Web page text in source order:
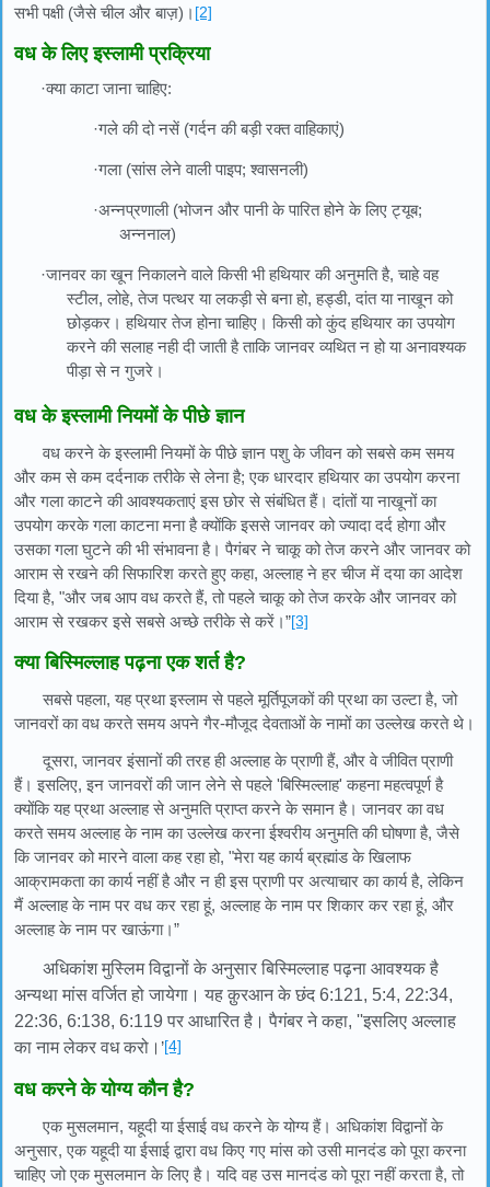
सभी पक्षी (जैसे चील और बाज़)। [2]
वध के लिए इस्लामी प्रक्रिया
·क्या काटा जाना चाहिए:
·गले की दो नसें (गर्दन की बड़ी रक्त वाहिकाएं)
·गला (सांस लेने वाली पाइप; श्वासनली)
·अन्नप्रणाली (भोजन और पानी के पारित होने के लिए ट्यूब;
अन्ननाल)
·जानवर का खून निकालने वाले किसी भी हथियार की अनुमति है, चाहे वह
स्टील, लोहे, तेज पत्थर या लकड़ी से बना हो, हड्डी, दांत या नाखून को
छोड़कर। हथियार तेज होना चाहिए। किसी को कुंद हथियार का उपयोग
करने की सलाह नही दी जाती है ताकि जानवर व्यथित न हो या अनावश्यक
पीड़ा से न गुजरे।
वध के इस्लामी नियमों के पीछे ज्ञान
वध करने के इस्लामी नियमों के पीछे ज्ञान पशु के जीवन को सबसे कम समय
और कम से कम दर्दनाक तरीके से लेना है; एक धारदार हथियार का उपयोग करना
और गला काटने की आवश्यकताएं इस छोर से संबंधित हैं। दांतों या नाखूनों का
उपयोग करके गला काटना मना है क्योंकि इससे जानवर को ज्यादा दर्द होगा और
उसका गला घुटने की भी संभावना है। पैगंबर ने चाकू को तेज करने और जानवर को
आराम से रखने की सिफारिश करते हुए कहा, अल्लाह ने हर चीज में दया का आदेश
दिया है, "और जब आप वध करते हैं, तो पहले चाकू को तेज करके और जानवर को
आराम से रखकर इसे सबसे अच्छे तरीके से करें।”[3]
क्या बिस्मिल्लाह पढ़ना एक शर्त है?
सबसे पहला, यह प्रथा इस्लाम से पहले मूर्तिपूजकों की प्रथा का उल्टा है, जो
जानवरों का वध करते समय अपने गैर-मौजूद देवताओं के नामों का उल्लेख करते थे।
दूसरा, जानवर इंसानों की तरह ही अल्लाह के प्राणी हैं, और वे जीवित प्राणी
हैं। इसलिए, इन जानवरों की जान लेने से पहले 'बिस्मिल्लाह' कहना महत्वपूर्ण है
क्योंकि यह प्रथा अल्लाह से अनुमति प्राप्त करने के समान है। जानवर का वध
करते समय अल्लाह के नाम का उल्लेख करना ईश्वरीय अनुमति की घोषणा है, जैसे
कि जानवर को मारने वाला कह रहा हो, "मेरा यह कार्य ब्रह्मांड के खिलाफ
आक्रामकता का कार्य नहीं है और न ही इस प्राणी पर अत्याचार का कार्य है, लेकिन
मैं अल्लाह के नाम पर वध कर रहा हूं, अल्लाह के नाम पर शिकार कर रहा हूं, और
अल्लाह के नाम पर खाऊंगा।”
अधिकांश मुस्लिम विद्वानों के अनुसार बिस्मिल्लाह पढ़ना आवश्यक है
अन्यथा मांस वर्जित हो जायेगा। यह क़ुरआन के छंद 6:121, 5:4, 22:34,
22:36, 6:138, 6:119 पर आधारित है। पैगंबर ने कहा, ''इसलिए अल्लाह
का नाम लेकर वध करो। ’[4]
वध करने के योग्य कौन है?
एक मुसलमान, यहूदी या ईसाई वध करने के योग्य हैं। अधिकांश विद्वानों के
अनुसार, एक यहूदी या ईसाई द्वारा वध किए गए मांस को उसी मानदंड को पूरा करना
चाहिए जो एक मुसलमान के लिए है। यदि वह उस मानदंड को पूरा नहीं करता है, तो